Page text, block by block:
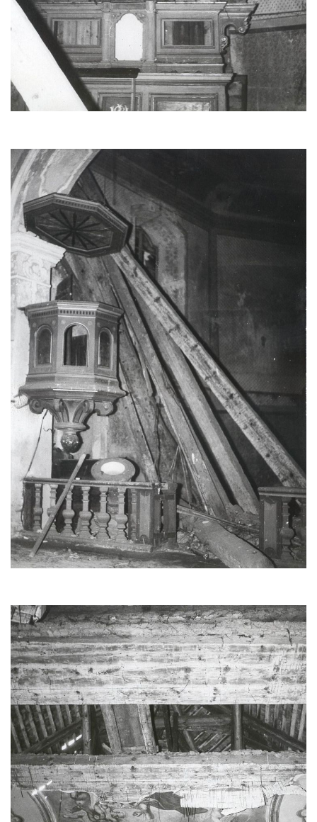
Rumburku
Bývalá synagoga v Milevsku
Kostel svaté Kateřiny Alexandrijské v
Krásně
Kostel Božího Těla v Kraslicích
Kaple Panny Marie pod hradem Přimda
Kaple Panny Marie v Kunčicích nad Labem
Hrobová kaple na hřbitově v Rychnově u
Jablonce nad Nisou
Márnice/hřbitovní kaple na hřbitově v
Rychnově u Jablonce nad Nisou
Výklenková kaple u rozcestí u domu čp. 42
v Krásné u Pěnčína
Márnice na hřbitově v Krásné u Pěnčína
Výklenková kaple naproti domu čp. 34 v
Krásné u Pěnčína
Kostel svatého Josefa v Krásné u Pěnčína
Kostel Panny Marie Pomocné s Ivanitskou
poustevnou v Teplicích nad Metují
Hřbitovní kaple/márnice na hřbitově v
Teplicích nad Metují
Kostel svatého Vavřince v Teplicích nad
Metují
Hrobová kaple Johanna Nitsche na
hřbitově na Vlčí Hoře
Kaple Panny Marie Karmelské na Vlčí Hoře
Kostel svatého Jana Křtitele na Zámeckém
náměstí v Teplicích
Chrám Povýšení svatého Kříže na
Zámeckém náměstí v Teplicích
Výklenková kaple u vodojemu v severní
části Kozel
Kaple u kostela svatého Jakuba Většího
(Staršího) u Lahovic
Kostel svatého Jakuba Většího (Staršího) u
Lahovic
Kostel svatých Petra a Pavla v Želkovicích